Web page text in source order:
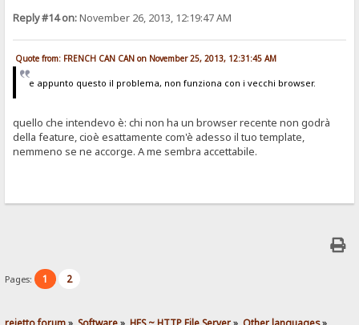
Reply #14 on:November 26, 2013, 12:19:47 AM
Quote from: FRENCH CAN CAN on November 25, 2013, 12:31:45 AM
e appunto questo il problema, non funziona con i vecchi browser.
quello che intendevo è: chi non ha un browser recente non godrà
della feature, cioè esattamente com'è adesso il tuo template,
nemmeno se ne accorge. A me sembra accettabile.
Pages: 1 2